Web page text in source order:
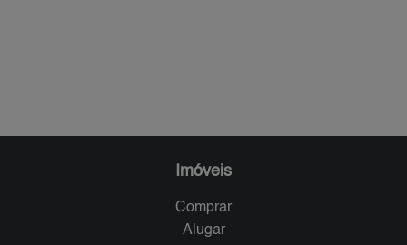
Imóveis
Comprar
Alugar